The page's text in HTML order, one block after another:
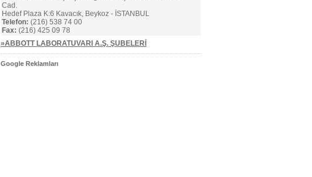
Cad.
Hedef Plaza K:6 Kavacık, Beykoz - İSTANBUL
Telefon: (216) 538 74 00
Fax: (216) 425 09 78
»ABBOTT LABORATUVARI A.Ş. ŞUBELERİ
Google Reklamları